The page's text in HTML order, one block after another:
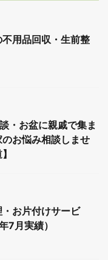
用品回収・生前整
・お盆に親戚で集ま
お悩み相談しませ
お片付けサービ
7月実績）